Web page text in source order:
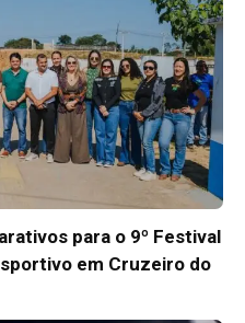
para o 9º Festival
em Cruzeiro do